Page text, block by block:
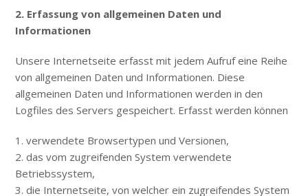
2. Erfassung von allgemeinen Daten und
Informationen
Unsere Internetseite erfasst mit jedem Aufruf eine Reihe
von allgemeinen Daten und Informationen. Diese
allgemeinen Daten und Informationen werden in den
Logfiles des Servers gespeichert. Erfasst werden können
1. verwendete Browsertypen und Versionen,
2. das vom zugreifenden System verwendete
Betriebssystem,
3. die Internetseite, von welcher ein zugreifendes System